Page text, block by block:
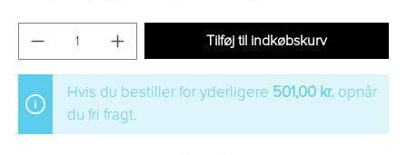
Tilføj til indkøbskurv
Hvis du bestiller for yderligere 501,00 kr. opnår
du fri fragt.